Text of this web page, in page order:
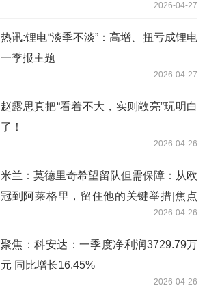
2026-04-27
热讯:锂电“淡季不淡”：高增、扭亏成锂电
一季报主题
2026-04-27
赵露思真把“看着不大，实则敞亮”玩明白
了！
2026-04-26
米兰：莫德里奇希望留队但需保障：从欧
冠到阿莱格里，留住他的关键举措|焦点
2026-04-26
聚焦：科安达：一季度净利润3729.79万
元 同比增长16.45%
2026-04-26